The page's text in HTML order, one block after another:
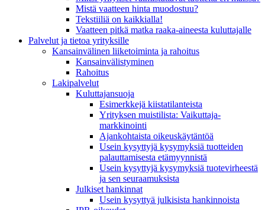
Mistä vaatteen hinta muodostuu?
Tekstiiliä on kaikkialla!
Vaatteen pitkä matka raaka-aineesta kuluttajalle
Palvelut ja tietoa yrityksille
Kansainvälinen liiketoiminta ja rahoitus
Kansain­välistyminen
Rahoitus
Lakipalvelut
Kuluttajansuoja
Esimerkkejä kiistatilanteista
Yrityksen muistilista: Vaikuttaja­
markkinointi
Ajankohtaista oikeuskäytäntöä
Usein kysyttyjä kysymyksiä tuotteiden
palauttamisesta etämyynnistä
Usein kysyttyjä kysymyksiä tuotevirheestä
ja sen seuraamuksista
Julkiset hankinnat
Usein kysyttyä julkisista hankinnoista